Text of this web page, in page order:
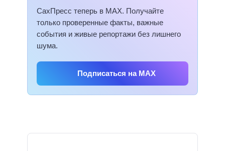
СахПресс теперь в MAX. Получайте
только проверенные факты, важные
события и живые репортажи без лишнего
шума.
Подписаться на MAX